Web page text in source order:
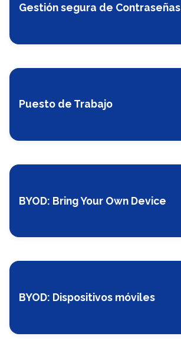
Gestión segura de Contraseñas
Puesto de Trabajo
BYOD: Bring Your Own Device
BYOD: Dispositivos móviles